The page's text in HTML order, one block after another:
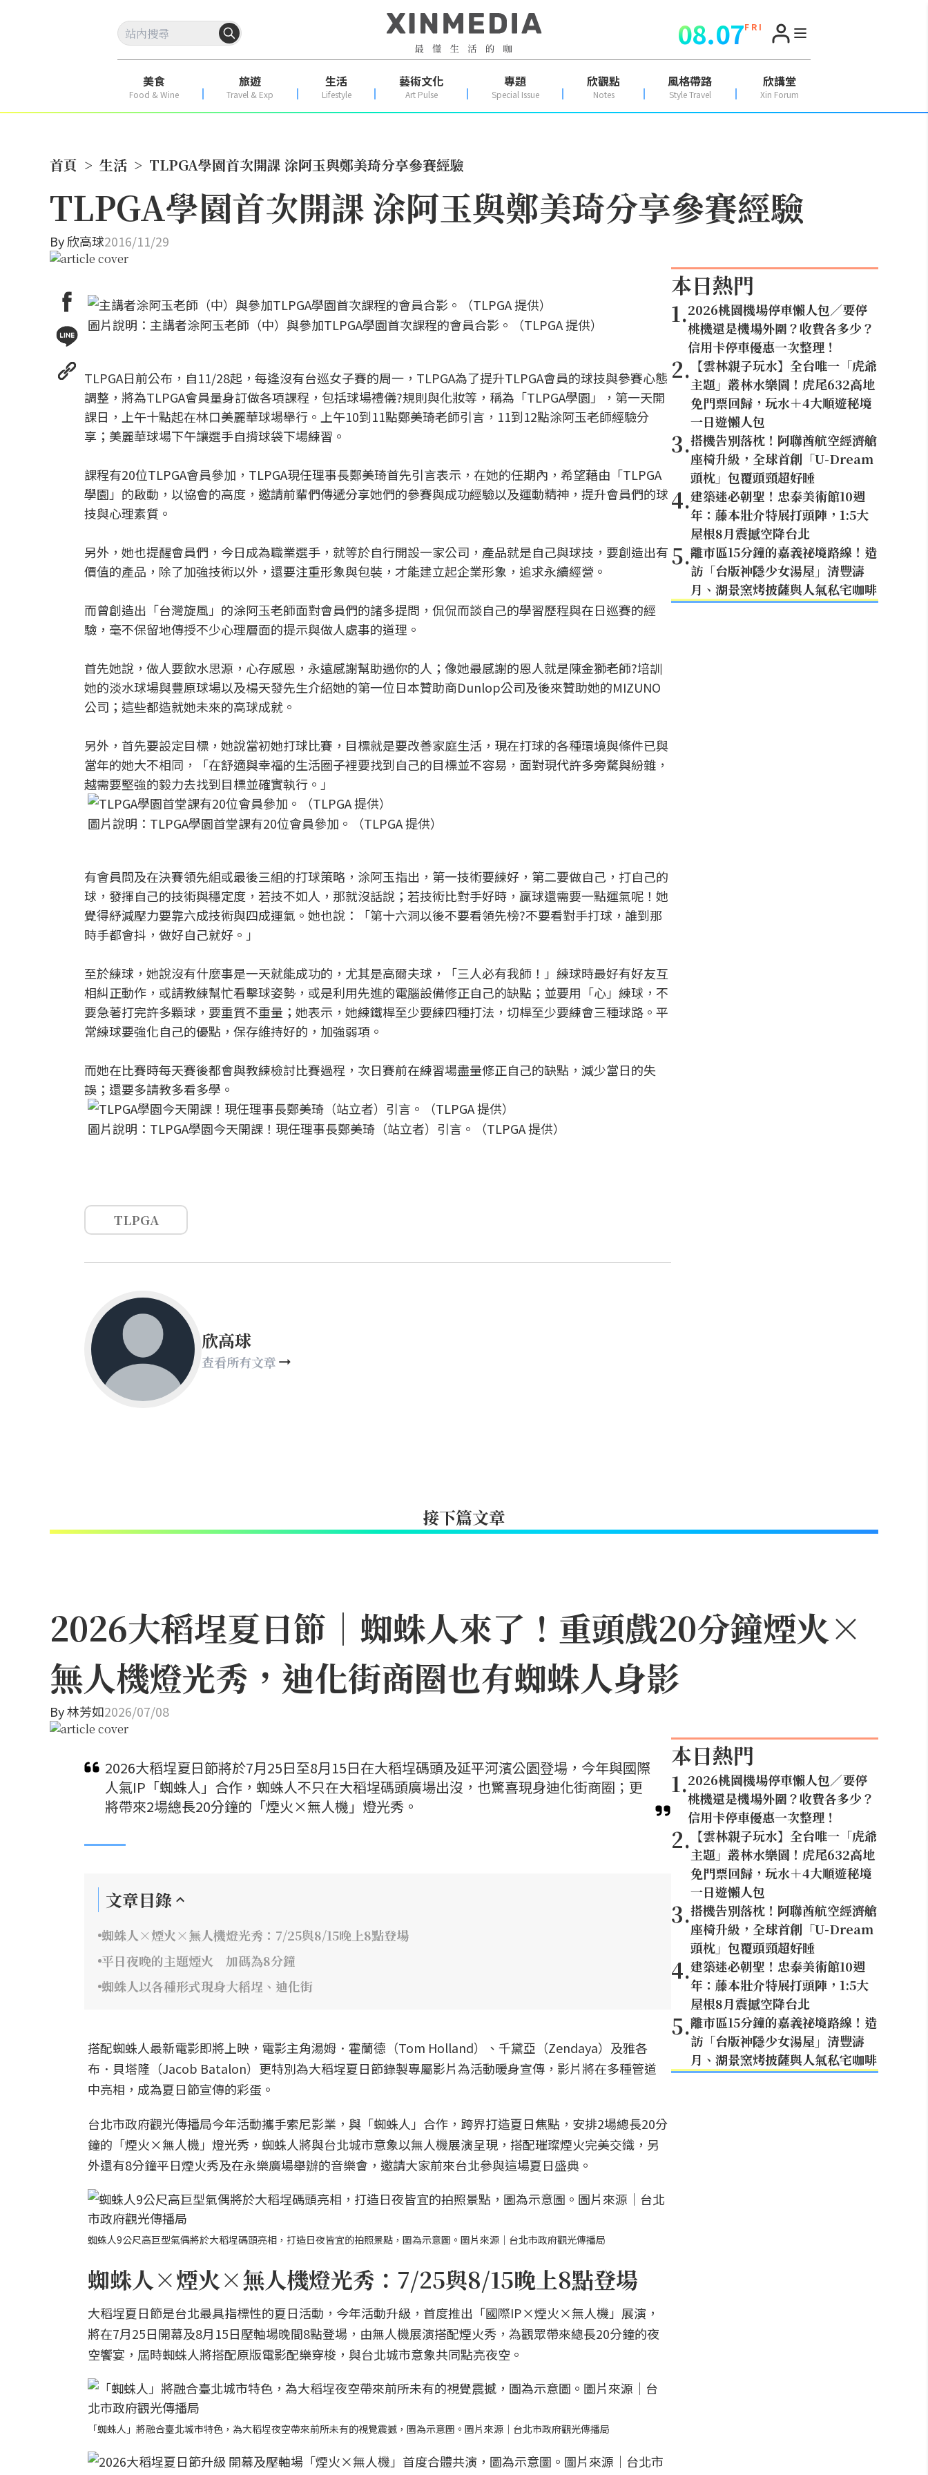
08.07F R I
美食
Food & Wine
旅遊
Travel & Exp
生活
Lifestyle
藝術文化
Art Pulse
專題
Special Issue
欣觀點
Notes
風格帶路
Style Travel
欣講堂
Xin Forum
首頁 > 生活 > TLPGA學園首次開課 涂阿玉與鄭美琦分享參賽經驗
TLPGA學園首次開課 涂阿玉與鄭美琦分享參賽經驗
By欣高球2016/11/29
圖片說明：主講者涂阿玉老師（中）與參加TLPGA學園首次課程的會員合影。（TLPGA 提供）
TLPGA日前公布，自11/28起，每逢沒有台巡女子賽的周一，TLPGA為了提升TLPGA會員的球技與參賽心態
調整，將為TLPGA會員量身訂做各項課程，包括球場禮儀?規則與化妝等，稱為「TLPGA學園」，第一天開
課日，上午十點起在林口美麗華球場舉行。上午10到11點鄭美琦老師引言，11到12點涂阿玉老師經驗分
享；美麗華球場下午讓選手自揹球袋下場練習。
課程有20位TLPGA會員參加，TLPGA現任理事長鄭美琦首先引言表示，在她的任期內，希望藉由「TLPGA
學園」的啟動，以協會的高度，邀請前輩們傳遞分享她們的參賽與成功經驗以及運動精神，提升會員們的球
技與心理素質。
另外，她也提醒會員們，今日成為職業選手，就等於自行開設一家公司，產品就是自己與球技，要創造出有
價值的產品，除了加強技術以外，還要注重形象與包裝，才能建立起企業形象，追求永續經營。
而曾創造出「台灣旋風」的涂阿玉老師面對會員們的諸多提問，侃侃而談自己的學習歷程與在日巡賽的經
驗，毫不保留地傳授不少心理層面的提示與做人處事的道理。
首先她說，做人要飲水思源，心存感恩，永遠感謝幫助過你的人；像她最感謝的恩人就是陳金獅老師?培訓
她的淡水球場與豐原球場以及楊天發先生介紹她的第一位日本贊助商Dunlop公司及後來贊助她的MIZUNO
公司；這些都造就她未來的高球成就。
另外，首先要設定目標，她說當初她打球比賽，目標就是要改善家庭生活，現在打球的各種環境與條件已與
當年的她大不相同，「在舒適與幸福的生活圈子裡要找到自己的目標並不容易，面對現代許多旁騖與紛雜，
越需要堅強的毅力去找到目標並確實執行。」
圖片說明：TLPGA學園首堂課有20位會員參加。（TLPGA 提供）
有會員問及在決賽領先組或最後三組的打球策略，涂阿玉指出，第一技術要練好，第二要做自己，打自己的
球，發揮自己的技術與穩定度，若技不如人，那就沒話說；若技術比對手好時，贏球還需要一點運氣呢！她
覺得紓減壓力要靠六成技術與四成運氣。她也說：「第十六洞以後不要看領先榜?不要看對手打球，誰到那
時手都會抖，做好自己就好。」
至於練球，她說沒有什麼事是一天就能成功的，尤其是高爾夫球，「三人必有我師！」練球時最好有好友互
相糾正動作，或請教練幫忙看擊球姿勢，或是利用先進的電腦設備修正自己的缺點；並要用「心」練球，不
要急著打完許多顆球，要重質不重量；她表示，她練鐵桿至少要練四種打法，切桿至少要練會三種球路。平
常練球要強化自己的優點，保存維持好的，加強弱項。
而她在比賽時每天賽後都會與教練檢討比賽過程，次日賽前在練習場盡量修正自己的缺點，減少當日的失
誤；還要多請教多看多學。
圖片說明：TLPGA學園今天開課！現任理事長鄭美琦（站立者）引言。（TLPGA 提供）
TLPGA
欣高球
查看所有文章
本日熱門
1.2026桃園機場停車懶人包／要停
桃機還是機場外圍？收費各多少？
信用卡停車優惠一次整理！
2. 【雲林親子玩水】全台唯一「虎爺
主題」叢林水樂園！虎尾632高地
免門票回歸，玩水＋4大順遊秘境
一日遊懶人包
3.搭機告別落枕！阿聯酋航空經濟艙
座椅升級，全球首創「U-Dream
頭枕」包覆頭頸超好睡
4.建築迷必朝聖！忠泰美術館10週
年：藤本壯介特展打頭陣，1:5大
屋根8月震撼空降台北
5.離市區15分鐘的嘉義祕境路線！造
訪「台版神隱少女湯屋」清豐濤
月、湖景窯烤披薩與人氣私宅咖啡
接下篇文章
2026大稻埕夏日節｜蜘蛛人來了！重頭戲20分鐘煙火×
無人機燈光秀，迪化街商圈也有蜘蛛人身影
By林芳如2026/07/08
2026大稻埕夏日節將於7月25日至8月15日在大稻埕碼頭及延平河濱公園登場，今年與國際
人氣IP「蜘蛛人」合作，蜘蛛人不只在大稻埕碼頭廣場出沒，也驚喜現身迪化街商圈；更
將帶來2場總長20分鐘的「煙火×無人機」燈光秀。
文章目錄
蜘蛛人×煙火×無人機燈光秀：7/25與8/15晚上8點登場
平日夜晚的主題煙火 加碼為8分鐘
蜘蛛人以各種形式現身大稻埕、迪化街
搭配蜘蛛人最新電影即將上映，電影主角湯姆．霍蘭德（Tom Holland）、千黛亞（Zendaya）及雅各
布．貝塔隆（Jacob Batalon）更特別為大稻埕夏日節錄製專屬影片為活動暖身宣傳，影片將在多種管道
中亮相，成為夏日節宣傳的彩蛋。
台北市政府觀光傳播局今年活動攜手索尼影業，與「蜘蛛人」合作，跨界打造夏日焦點，安排2場總長20分
鐘的「煙火×無人機」燈光秀，蜘蛛人將與台北城市意象以無人機展演呈現，搭配璀璨煙火完美交織，另
外還有8分鐘平日煙火秀及在永樂廣場舉辦的音樂會，邀請大家前來台北參與這場夏日盛典。
蜘蛛人9公尺高巨型氣偶將於大稻埕碼頭亮相，打造日夜皆宜的拍照景點，圖為示意圖。圖片來源｜台北市政府觀光傳播局
蜘蛛人×煙火×無人機燈光秀：7/25與8/15晚上8點登場
大稻埕夏日節是台北最具指標性的夏日活動，今年活動升級，首度推出「國際IP×煙火×無人機」展演，
將在7月25日開幕及8月15日壓軸場晚間8點登場，由無人機展演搭配煙火秀，為觀眾帶來總長20分鐘的夜
空饗宴，屆時蜘蛛人將搭配原版電影配樂穿梭，與台北城市意象共同點亮夜空。
「蜘蛛人」將融合臺北城市特色，為大稻埕夜空帶來前所未有的視覺震撼，圖為示意圖。圖片來源｜台北市政府觀光傳播局
本日熱門
1.2026桃園機場停車懶人包／要停
桃機還是機場外圍？收費各多少？
信用卡停車優惠一次整理！
2. 【雲林親子玩水】全台唯一「虎爺
主題」叢林水樂園！虎尾632高地
免門票回歸，玩水＋4大順遊秘境
一日遊懶人包
3.搭機告別落枕！阿聯酋航空經濟艙
座椅升級，全球首創「U-Dream
頭枕」包覆頭頸超好睡
4.建築迷必朝聖！忠泰美術館10週
年：藤本壯介特展打頭陣，1:5大
屋根8月震撼空降台北
5.離市區15分鐘的嘉義祕境路線！造
訪「台版神隱少女湯屋」清豐濤
月、湖景窯烤披薩與人氣私宅咖啡